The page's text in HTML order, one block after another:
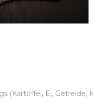
(Kartoffel, Ei, Getreide,